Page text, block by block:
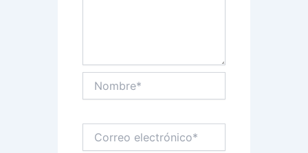
electrónico*